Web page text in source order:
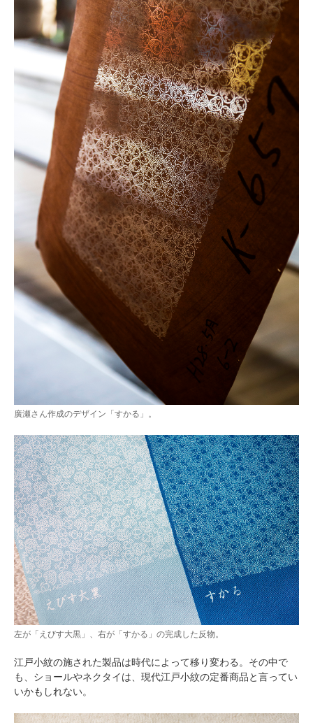
廣瀬さん作成のデザイン「すかる」。
左が「えびす大黒」、右が「すかる」の完成した反物。
江戸小紋の施された製品は時代によって移り変わる。その中で
も、ショールやネクタイは、現代江戸小紋の定番商品と言ってい
いかもしれない。